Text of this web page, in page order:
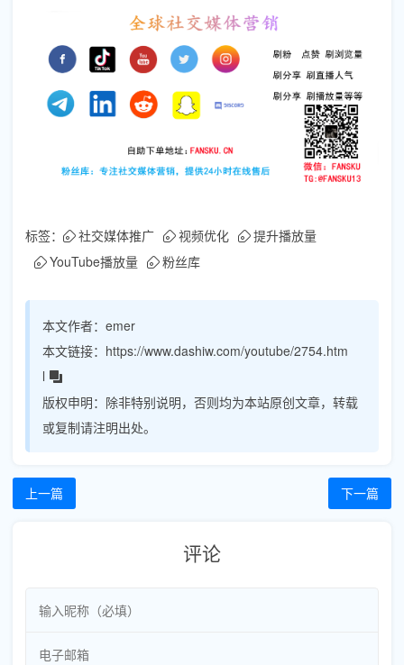
标签： 社交媒体推广 视频优化
提升播放量
YouTube播放量
粉丝库
本文作者： emer
本文链接： https://www.dashiw.com/youtube/2754.htm
l
版权申明： 除非特别说明，否则均为本站原创文章，转载
或复制请注明出处。
上一篇 下一篇
评论